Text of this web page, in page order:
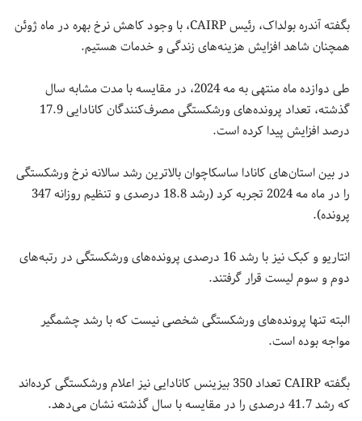
بگفته آندره بولداک، رئیس CAIRP، با وجود کاهش نرخ بهره در ماه ژوئن
همچنان شاهد افزایش هزینه‌های زندگی و خدمات هستیم.
طی دوازده ماه منتهی به مه 2024، در مقایسه با مدت مشابه سال
گذشته، تعداد پرونده‌های ورشکستگی مصرف‌کنندگان کانادایی 17.9
درصد افزایش پیدا کرده است.
در بین استان‌های کانادا ساسکاچوان بالاترین رشد سالانه نرخ ورشکستگی
را در ماه مه 2024 تجربه کرد (رشد 18.8 درصدی و تنظیم روزانه 347
پرونده).
انتاریو و کبک نیز با رشد 16 درصدی پرونده‌های ورشکستگی در رتبه‌های
دوم و سوم لیست قرار گرفتند.
البته تنها پرونده‌‎های ورشکستگی شخصی نیست که با رشد چشمگیر
مواجه بوده است.
بگفته CAIRP تعداد 350 بیزینس کانادایی نیز اعلام ورشکستگی کرده‌اند
که رشد 41.7 درصدی را در مقایسه با سال گذشته نشان می‌دهد.